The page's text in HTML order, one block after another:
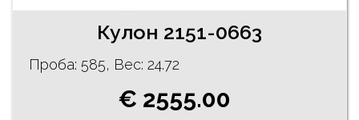
Кулон 2151-0663
Проба: 585, Bес: 24.72
€ 2555.00